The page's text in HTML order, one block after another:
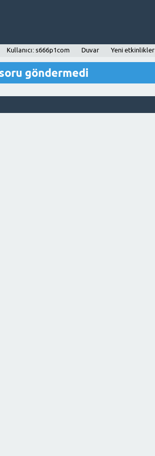
Kullanıcı: s666p1com Duvar Yeni etkinlikler
göndermedi